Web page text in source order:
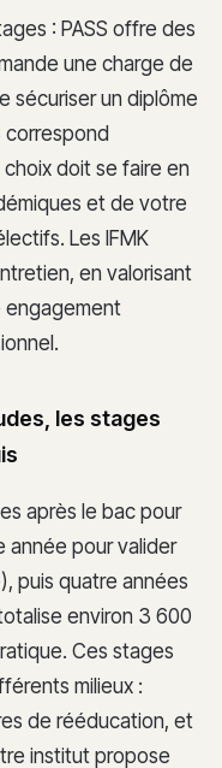
: PASS offre des
une charge de
sécuriser un diplôme
correspond
doit se faire en
et de votre
Les IFMK
en valorisant
engagement
les stages
après le bac pour
année pour valider
puis quatre années
environ 3 600
Ces stages
milieux :
de rééducation, et
institut propose